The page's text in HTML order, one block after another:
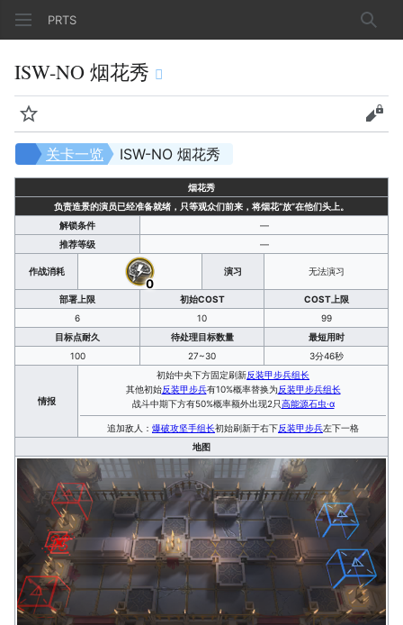
PRTS 搜索
ISW-NO 烟花秀
监视 查看
ISW-NO 烟花秀
关卡一览
烟花秀
负责造景的演员已经准备就绪，只等观众们前来，将烟花“放”在他们头上。
解锁条件
—
推荐等级
—
作战消耗
0
演习 无法演习
部署上限 初始COST
COST上限
6
10
99
目标点耐久
待处理目标数量
最短用时
100
27~30 3分46秒
情报
初始中央下方固定刷新反装甲步兵组长
其他初始反装甲步兵有10%概率替换为反装甲步兵组长
战斗中期下方有50%概率额外出现2只高能源石虫·α
追加敌人： 爆破攻坚手组长初始刷新于右下反装甲步兵左下一格
地图